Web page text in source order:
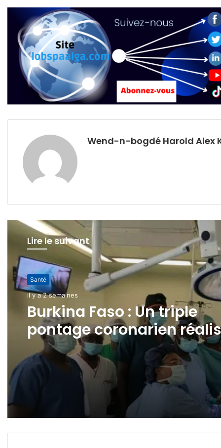
Wend-n-bogdé Harold Alex
Lire le suivant
Santé
il y a 2 semaines
Burkina Faso : Un triple
pontage coronarien
avec succès au CHU de
Tengandogo